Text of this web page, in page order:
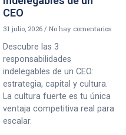
CEO
31 julio, 2026 No hay comentarios
Descubre las 3
responsabilidades
indelegables de un CEO:
estrategia, capital y cultura.
La cultura fuerte es tu única
ventaja competitiva real para
escalar.